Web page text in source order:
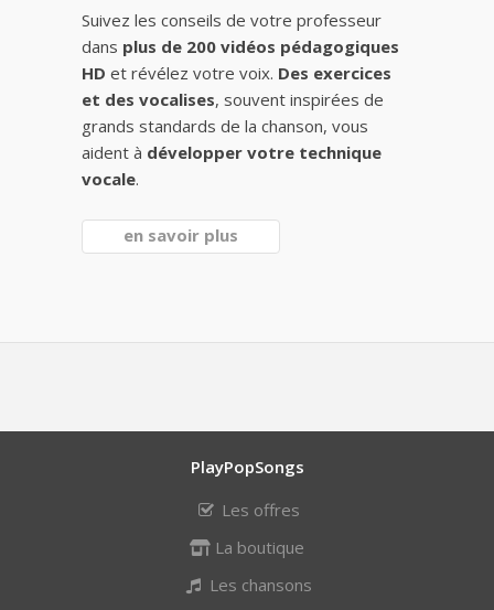
Suivez les conseils de votre professeur
dans plus de 200 vidéos pédagogiques
HD et révélez votre voix. Des exercices
et des vocalises, souvent inspirées de
grands standards de la chanson, vous
aident à développer votre technique
vocale.
en savoir plus
PlayPopSongs
Les offres
La boutique
Les chansons